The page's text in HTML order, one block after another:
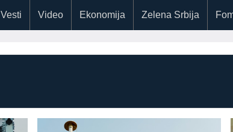
Vesti Video Ekonomija Zelena Srbija